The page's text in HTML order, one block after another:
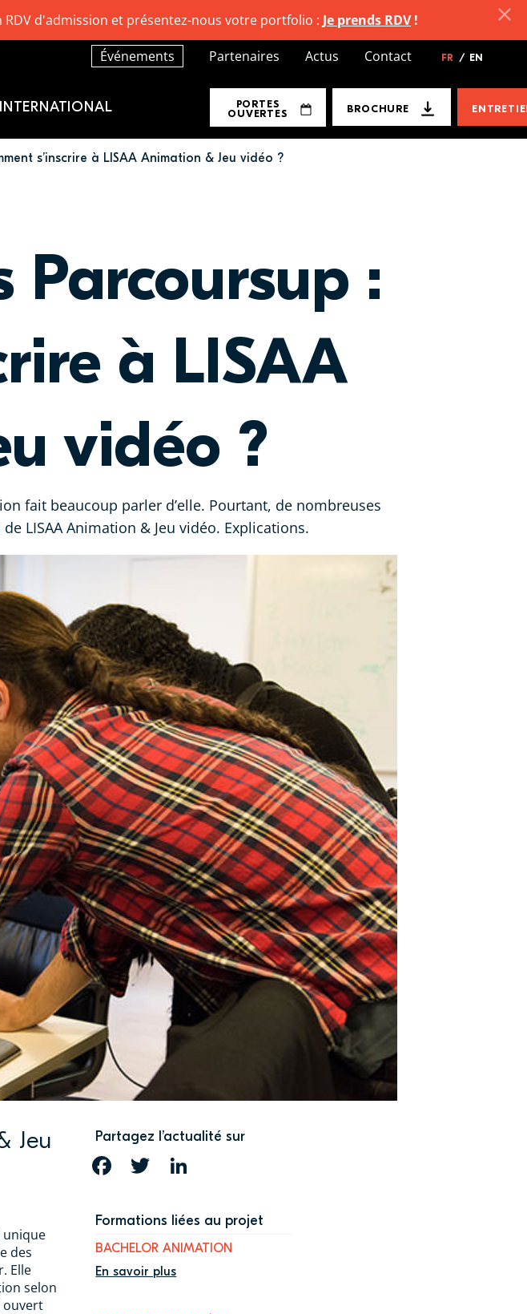
s’inscrire à LISAA Animation & Jeu vidéo ?
Parcoursup :
à LISAA
vidéo ?
fait beaucoup parler d’elle. Pourtant, de nombreuses
LISAA Animation & Jeu vidéo. Explications.
Jeu
unique
des
Elle
selon
ouvert
Partagez l’actualité sur
FACEBOOKTWITTER
Formations liées au projet
BACHELOR ANIMATION
En savoir plus
Événements Partenaires Actus Contact FR / EN
PORTES
OUVERTES
BROCHURE
INTERNATIONAL
RDV d'admission et présentez-nous votre portfolio : Je prends RDV!